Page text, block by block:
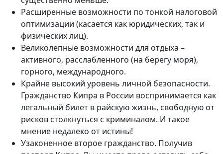
Расширенные возможности по тонкой налоговой
оптимизации (касается как юридических, так и
физических лиц).
Великолепные возможности для отдыха –
активного, расслабленного (на берегу моря),
горного, международного.
Крайне высокий уровень личной безопасности.
Гражданство Кипра в России воспринимается как
легальный билет в райскую жизнь, свободную от
рисков столкнуться с криминалом. И такое
мнение недалеко от истины!
Узаконенное второе гражданство. Получив